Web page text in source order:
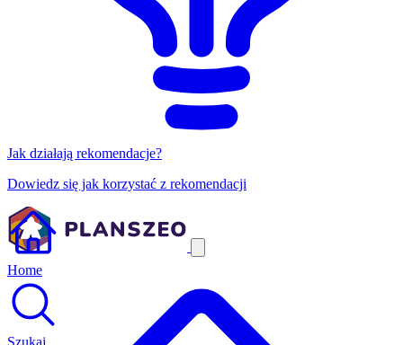
Jak działają rekomendacje?
Dowiedz się jak korzystać z rekomendacji
Home
Szukaj